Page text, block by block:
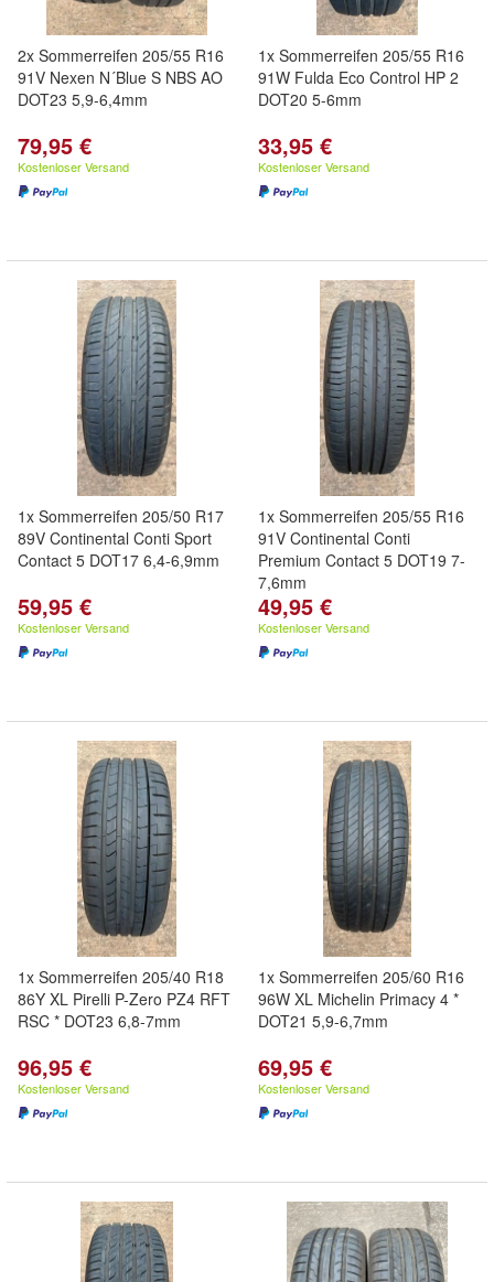
2x Sommerreifen 205/55 R16
91V Nexen N´Blue S NBS AO
DOT23 5,9-6,4mm
79,95 €
Kostenloser Versand
1x Sommerreifen 205/55 R16
91W Fulda Eco Control HP 2
DOT20 5-6mm
33,95 €
Kostenloser Versand
1x Sommerreifen 205/50 R17
89V Continental Conti Sport
Contact 5 DOT17 6,4-6,9mm
59,95 €
Kostenloser Versand
1x Sommerreifen 205/55 R16
91V Continental Conti
Premium Contact 5 DOT19 7-
7,6mm
49,95 €
Kostenloser Versand
1x Sommerreifen 205/40 R18
86Y XL Pirelli P-Zero PZ4 RFT
RSC * DOT23 6,8-7mm
96,95 €
Kostenloser Versand
1x Sommerreifen 205/60 R16
96W XL Michelin Primacy 4 *
DOT21 5,9-6,7mm
69,95 €
Kostenloser Versand